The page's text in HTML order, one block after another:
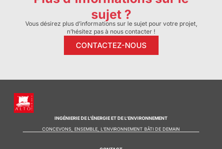
sujet ?
Vous désirez plus d’informations sur le sujet pour votre projet,
n’hésitez pas à nous contacter !
CONTACTEZ-NOUS
INGÉNIERIE DE L’ÉNERGIE ET DE L’ENVIRONNEMENT
CONCEVONS, ENSEMBLE, L’ENVIRONNEMENT BÂTI DE DEMAIN